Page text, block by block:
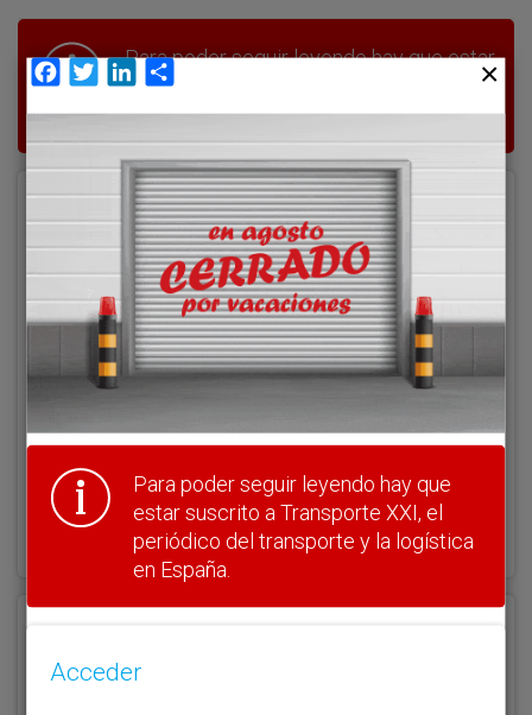
Para poder seguir leyendo hay que estar
suscrito a Transporte XXI, el periódico
del transporte y la logística en España.
Acceder
Nombre de usuario
¿Olvidó su clave?
Haga clic aquí para recuperarla.
Facebook
TwitterLinkedIn
Para poder seguir leyendo hay que
estar suscrito a Transporte XXI, el
periódico del transporte y la logística
en España.
Acceder